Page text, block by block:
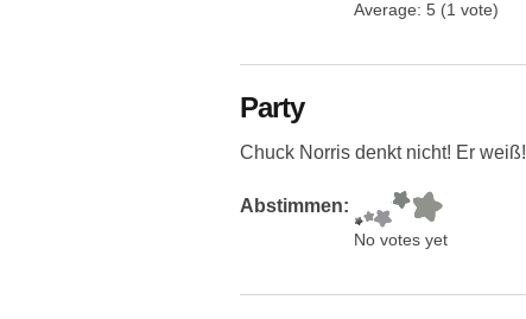
Average: 5 (1 vote)
Party
Chuck Norris denkt nicht! Er weiß!
Abstimmen:
No votes yet